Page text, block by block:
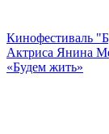
Кинофестиваль
Актриса Янина
«Будем жить»